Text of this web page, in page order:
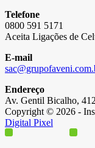
Telefone
0800 591 5171
Aceita Ligações de
E-mail
Endereço
Av. Gentil Bicalho,
Copyright © 2026 -
Digital Pixel